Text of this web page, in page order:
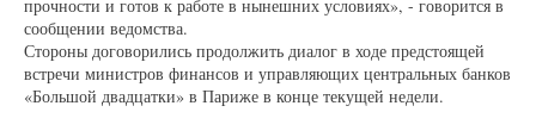
прочности и готов к работе в нынешних условиях», - говорится в
сообщении ведомства.
Стороны договорились продолжить диалог в ходе предстоящей
встречи министров финансов и управляющих центральных банков
«Большой двадцатки» в Париже в конце текущей недели.